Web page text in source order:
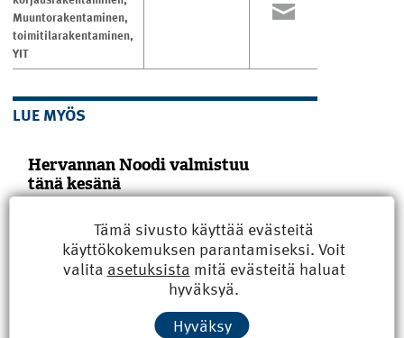
Muuntorakentaminen,
toimitilarakentaminen,
YIT
LUE MYÖS
Hervannan Noodi valmistuu
tänä kesänä
valmistumassa Tampereen yliopiston
Hervannan kampuksella. SRV on toteuttanut
hankkeen projektinjohtourakkana
yhteistyössä rakennuttajan, Suomen
Yliopistokiinteistöt Oy:n (SYK), kanssa.
Hankekokonaisuuteen on sisältynyt...
Tämä sivusto käyttää evästeitä
käyttökokemuksen parantamiseksi. Voit
valita asetuksista mitä evästeitä haluat
hyväksyä.
Hyväksy